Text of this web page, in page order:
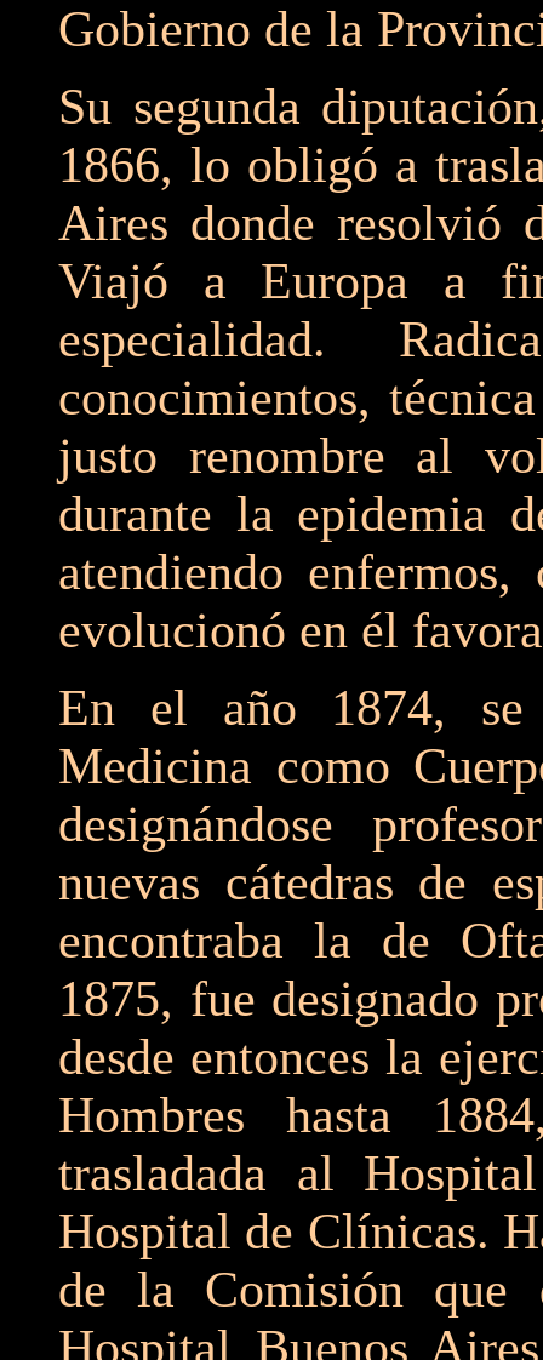
Gobierno de la
Su segunda
1866, lo obligó a
Aires donde resolvió
Viajó a Europa a
especialidad.
conocimientos,
justo renombre al
durante la epidemia
atendiendo
evolucionó en él
En el año 1874, se
Medicina como
designándose
nuevas cátedras de
encontraba la de
1875, fue designado
desde entonces la
Hombres hasta
trasladada al
Hospital de Clínicas.
de la Comisión que
Hospital Buenos